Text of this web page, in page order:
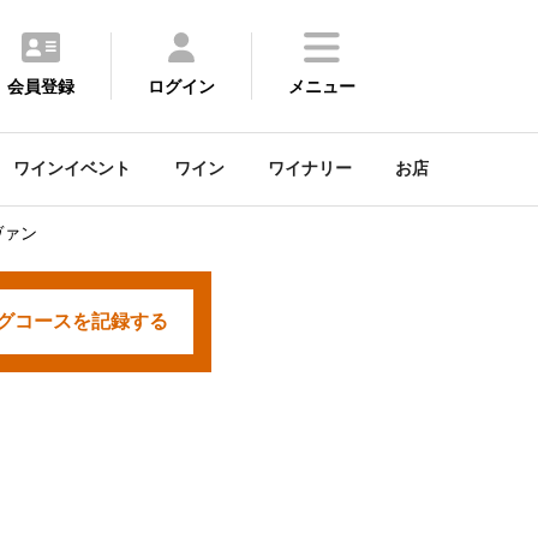
会員登録 ログイン メニュー
ワインイベント ワイン ワイナリー お店
ン
コースを記録する